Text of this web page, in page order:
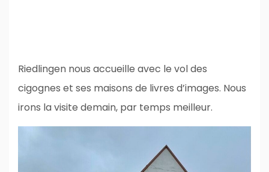
Riedlingen nous accueille avec le vol des
cigognes et ses maisons de livres d’images. Nous
irons la visite demain, par temps meilleur.